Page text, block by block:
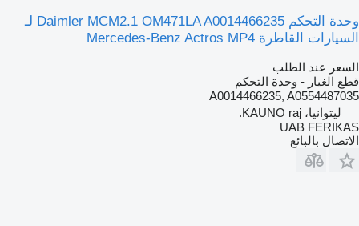
وحدة التحكم Daimler MCM2.1 OM471LA A0014466235 لـ
السيارات القاطرة Mercedes-Benz Actros MP4
السعر عند الطلب
قطع الغيار - وحدة التحكم
A0014466235, A0554487035
ليتوانيا، KAUNO raj.
UAB FERIKAS
الاتصال بالبائع